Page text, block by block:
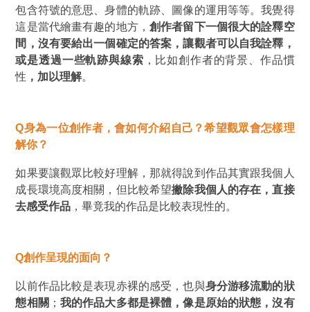
包含符號的意思、身體的軌跡、圖像的運用等等。我覺得
這是當代繪畫有趣的地方， 創作者留下一個很大的詮釋空
間，沒有要給出一個確定的答案，讓觀者可以自我詮釋，
或是透過一些軌跡與線索 ，比如創作者的背景、作品慣
性 ，加以理解。
Q身為一位創作者，會如何介紹自己？希望觀眾會怎樣理
解你？
如果要讓觀眾比較好理解，那就得說到作品其實跟我個人
成長環境高度相關，但比較希望撇除我個人的存在，直接
去感受作品 ，畢竟我的作品是比較表現性的。
Q創作呈現的面向？
以前作品比較是表現赤裸的感受，也與身分游移流動的狀
態相關 ； 我的作品大多都是裸體，像是原始的狀態，沒有